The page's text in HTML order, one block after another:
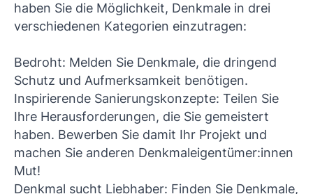
haben Sie die Möglichkeit, Denkmale in drei
verschiedenen Kategorien einzutragen:
Bedroht: Melden Sie Denkmale, die dringend
Schutz und Aufmerksamkeit benötigen.
Inspirierende Sanierungskonzepte: Teilen Sie
Ihre Herausforderungen, die Sie gemeistert
haben. Bewerben Sie damit Ihr Projekt und
machen Sie anderen Denkmaleigentümer:innen
Mut!
Denkmal sucht Liebhaber: Finden Sie Denkmale,